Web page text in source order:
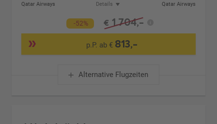
Qatar Airways
Details
Qatar Airways
-52% € 1.704,-
p.P. ab € 813,-
Alternative Flugzeiten